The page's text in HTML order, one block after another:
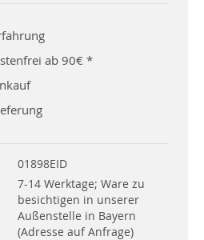
ab 90€ *
01898EID
7-14 Werktage; Ware zu
besichtigen in unserer
Außenstelle in Bayern
(Adresse auf Anfrage)